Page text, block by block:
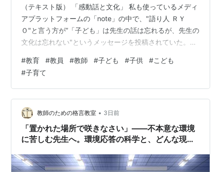
（テキスト版） 「感動話と文化」 私も使っているメディ
アプラットフォームの「note」の中で、"語り人 ＲＹ
Ｏ"と言う方が”「子ども」は先生の話は忘れるが、先生の
文化は忘れない"というメッセージを投稿されていた。先
挨拶、失敗を認める姿勢、最後まで話を聞く態度、みん
なで認め合うクラス等々、 そうして積み上げてきたもの
が文化となり、それはどんな感動する話よりも、「子ど
も」に与える影響は大きいということで、これは私も全
く同感だ。つまり、一時の受け狙いに走れば、恐らくそ
の時点で何らかの…
#教育 #教員 #教師 #子ども #子供 #こども
#子育て
教師のための格言教室 • 3日前
「置かれた場所で咲きなさい」——不本意な環境
に苦しむ先生へ。環境応答の科学と、どんな現場